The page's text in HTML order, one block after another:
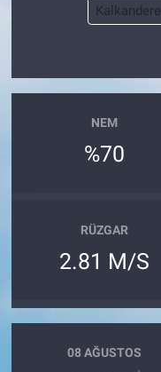
Kalkandere
NEM
%70
RÜZGAR
2.81 M/S
08 AĞUSTOS